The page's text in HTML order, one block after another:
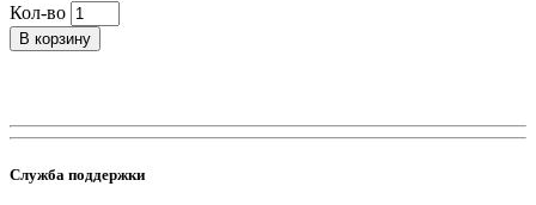
Кол-во
В корзину
Служба поддержки